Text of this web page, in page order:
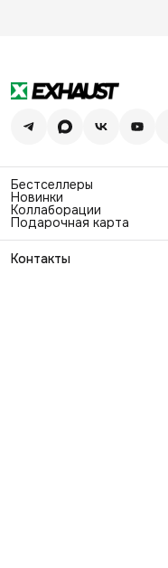
Бестселлеры
Новинки
Коллаборации
Подарочная карта
Контакты